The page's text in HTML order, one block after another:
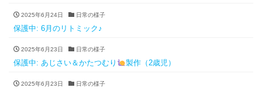
2025年6月24日 日常の様子
保護中: 6月のリトミック♪
2025年6月23日 日常の様子
保護中: あじさい＆かたつむり 製作（2歳児）
2025年6月23日 日常の様子